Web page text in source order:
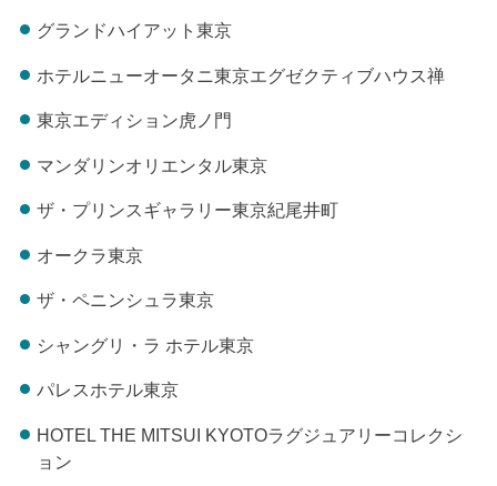
グランドハイアット東京
ホテルニューオータニ東京エグゼクティブハウス禅
東京エディション虎ノ門
マンダリンオリエンタル東京
ザ・プリンスギャラリー東京紀尾井町
オークラ東京
ザ・ペニンシュラ東京
シャングリ・ラ ホテル東京
パレスホテル東京
HOTEL THE MITSUI KYOTOラグジュアリーコレクシ
ョン